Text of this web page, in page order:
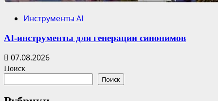
Инструменты AI
AI-инструменты для генерации синонимов
07.08.2026
Поиск
Поиск